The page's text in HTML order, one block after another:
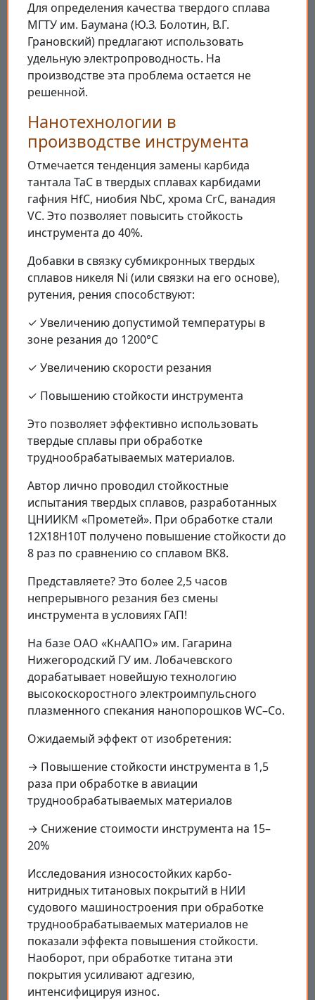
Для определения качества твердого сплава
МГТУ им. Баумана (Ю.З. Болотин, В.Г.
Грановский) предлагают использовать
удельную электропроводность. На
производстве эта проблема остается не
решенной.
Нанотехнологии в
производстве инструмента
Отмечается тенденция замены карбида
тантала TaC в твердых сплавах карбидами
гафния HfC, ниобия NbC, хрома CrC, ванадия
VC. Это позволяет повысить стойкость
инструмента до 40%.
Добавки в связку субмикронных твердых
сплавов никеля Ni (или связки на его основе),
рутения, рения способствуют:
✓ Увеличению допустимой температуры в
зоне резания до 1200°C
✓ Увеличению скорости резания
✓ Повышению стойкости инструмента
Это позволяет эффективно использовать
твердые сплавы при обработке
труднообрабатываемых материалов.
Автор лично проводил стойкостные
испытания твердых сплавов, разработанных
ЦНИИКМ «Прометей». При обработке стали
12Х18Н10Т получено повышение стойкости до
8 раз по сравнению со сплавом ВК8.
Представляете? Это более 2,5 часов
непрерывного резания без смены
инструмента в условиях ГАП!
На базе ОАО «КнААПО» им. Гагарина
Нижегородский ГУ им. Лобачевского
дорабатывает новейшую технологию
высокоскоростного электроимпульсного
плазменного спекания нанопорошков WC–Co.
Ожидаемый эффект от изобретения:
→ Повышение стойкости инструмента в 1,5
раза при обработке в авиации
труднообрабатываемых материалов
→ Снижение стоимости инструмента на 15–
20%
Исследования износостойких карбо-
нитридных титановых покрытий в НИИ
судового машиностроения при обработке
труднообрабатываемых материалов не
показали эффекта повышения стойкости.
Наоборот, при обработке титана эти
покрытия усиливают адгезию,
интенсифицируя износ.